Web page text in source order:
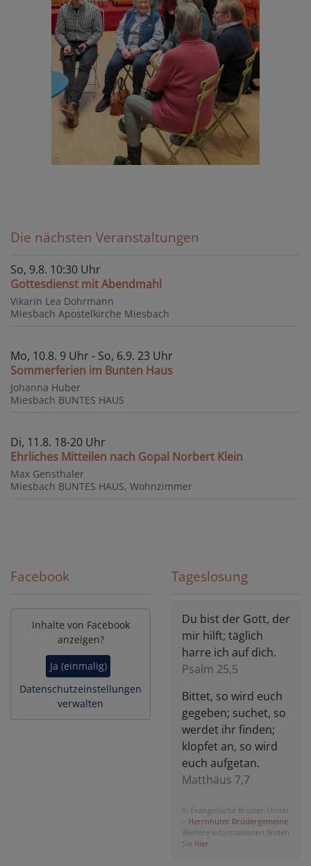
Die nächsten Veranstaltungen
So, 9.8. 10:30 Uhr
Gottesdienst mit Abendmahl
Vikarin Lea Dohrmann
Miesbach Apostelkirche Miesbach
Mo, 10.8. 9 Uhr - So, 6.9. 23 Uhr
Sommerferien im Bunten Haus
Johanna Huber
Miesbach BUNTES HAUS
Di, 11.8. 18-20 Uhr
Ehrliches Mitteilen nach Gopal Norbert Klein
Max Gensthaler
Miesbach BUNTES HAUS, Wohnzimmer
Facebook
Inhalte von Facebook
anzeigen?
Ja (einmalig)
Datenschutzeinstellungen
verwalten
Tageslosung
Du bist der Gott, der
mir hilft; täglich
harre ich auf dich.
Psalm 25,5
Bittet, so wird euch
gegeben; suchet, so
werdet ihr finden;
klopfet an, so wird
euch aufgetan.
Matthäus 7,7
© Evangelische Brüder-Unität
– Herrnhuter Brüdergemeine
Weitere Informationen finden
Sie hier